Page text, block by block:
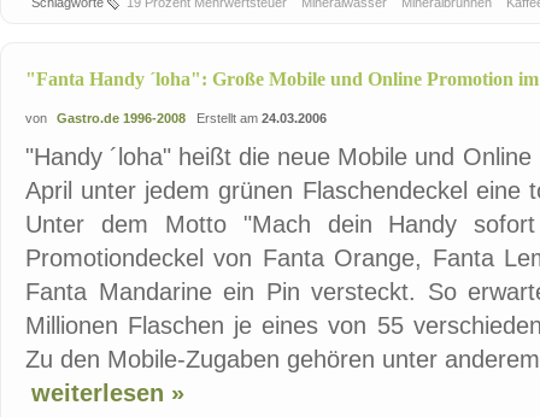
"Fanta Handy ´loha": Große Mobile und Online Promotion
von Gastro.de 1996-2008 Erstellt am 24.03.2006
"Handy ´loha" heißt die neue Mobile und
April unter jedem grünen Flaschendeckel eine
Unter dem Motto "Mach dein Handy
Promotiondeckel von Fanta Orange, Fanta
Fanta Mandarine ein Pin versteckt. So
Millionen Flaschen je eines von 55
Zu den Mobile-Zugaben gehören unter
weiterlesen »